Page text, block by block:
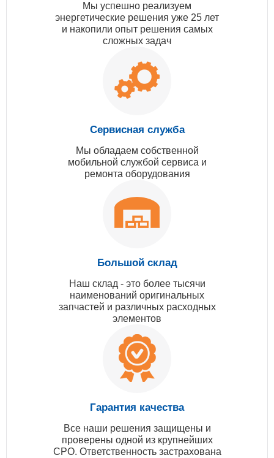
Мы успешно реализуем
энергетические решения уже 25 лет
и накопили опыт решения самых
сложных задач
Сервисная служба
Мы обладаем собственной
мобильной службой сервиса и
ремонта оборудования
Большой склад
Наш склад - это более тысячи
наименований оригинальных
запчастей и различных расходных
элементов
Гарантия качества
Все наши решения защищены и
проверены одной из крупнейших
СРО. Ответственность застрахована